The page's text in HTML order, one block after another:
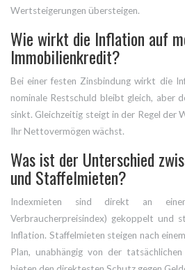
Wertsteigerungen übersteigen.
Wie wirkt die Inflation auf
Immobilienkredit?
Bei einer festen Zinsbindung wirkt die
nominale Restschuld bleibt gleich, aber
sinkt. Gleichzeitig steigt in der Regel der
Ihr Nettovermögen wächst.
Was ist der Unterschied
und Staffelmieten?
Indexmieten sind direkt an
Verbraucherpreisindex) gekoppelt und
Inflation. Staffelmieten steigen nach
Plan, unabhängig von der